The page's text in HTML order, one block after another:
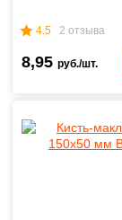
4.5 2 отзыва
8,95 руб./шт.